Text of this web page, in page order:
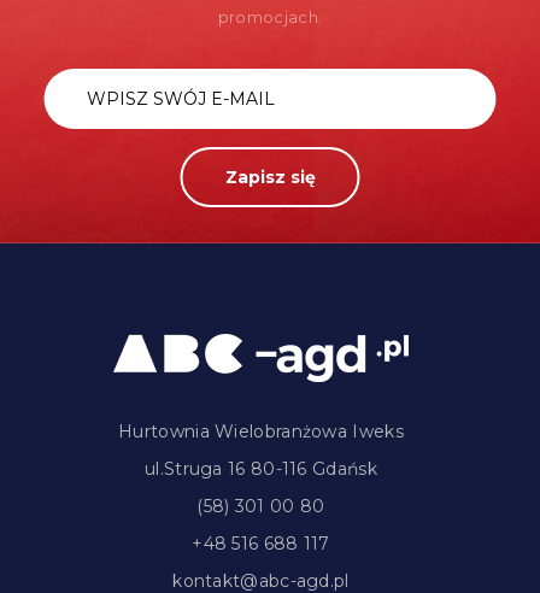
promocjach.
Zapisz się
Hurtownia Wielobranżowa Iweks
ul.Struga 16 80-116 Gdańsk
(58) 301 00 80
+48 516 688 117
kontakt@abc-agd.pl